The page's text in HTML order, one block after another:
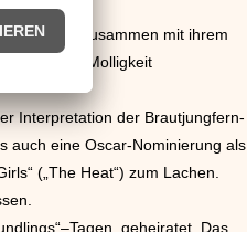
der zusammen mit ihrem
gegen ihre Molligkeit
Interpretation der Brautjungfern-
auch eine Oscar-Nominierung als
(„The Heat“) zum Lachen.
geheiratet. Das